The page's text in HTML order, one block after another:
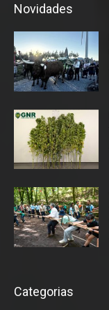
Novidades
Categorias